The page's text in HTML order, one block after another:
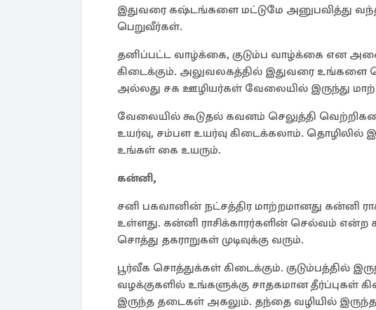
இதுவரை கஷ்டங்களை மட்டுமே அனுபவித்து
பெறுவீர்கள்.
தனிப்பட்ட வாழ்க்கை, குடும்ப வாழ்க்கை என
கிடைக்கும். அலுவலகத்தில் இதுவரை உங்களை
அல்லது சக ஊழியர்கள் வேலையில் இருந்து
வேலையில் கூடுதல் கவனம் செலுத்தி
உயர்வு, சம்பள உயர்வு கிடைக்கலாம். தொழிலில்
உங்கள் கை உயரும்.
கன்னி,
சனி பகவானின் நட்சத்திர மாற்றமானது கன்னி
உள்ளது. கன்னி ராசிக்காரர்களின் செல்வம் என்ற
சொத்து தகராறுகள் முடிவுக்கு வரும்.
பூர்வீக சொத்துக்கள் கிடைக்கும். குடும்பத்தில்
வழக்குகளில் உங்களுக்கு சாதகமான தீர்ப்புகள்
இருந்த தடைகள் அகலும். தந்தை வழியில் இருந்த